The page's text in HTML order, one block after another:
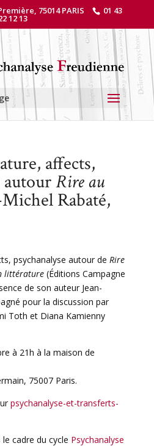
75014 PARIS 01 43
12 13
affects,
autourRire au
Rabaté,
psychanalyse autour de Rire
littérature(Éditions Campagne
de son auteur Jean-
pour la discussion par
Toth et Diana Kamienny
à 21h à la maison de
75007 Paris.
psychanalyse-et-transferts-
cadre du cycle Psychanalyse